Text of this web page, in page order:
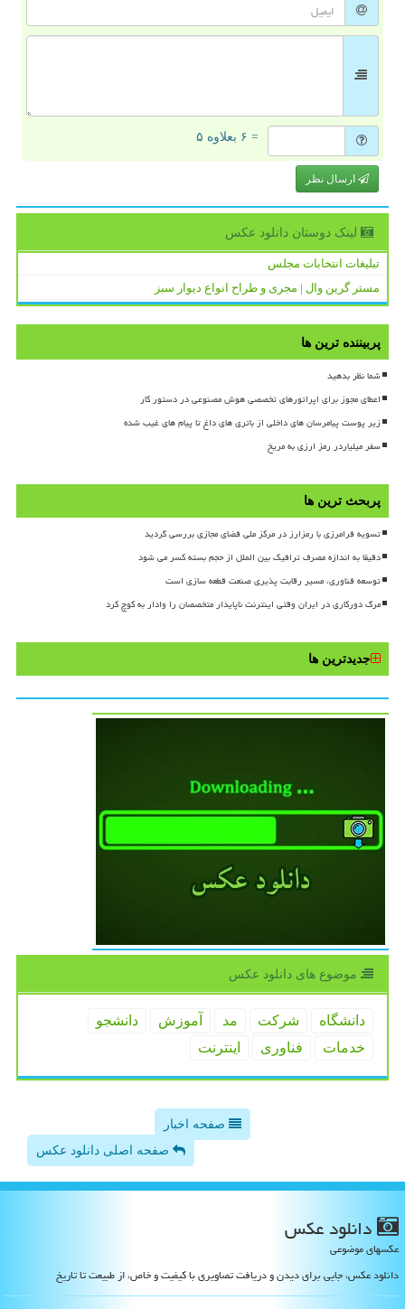
= ۶ بعلاوه ۵
ارسال نظر
لینک دوستان دانلود عكس
تبلیغات انتخابات مجلس
مستر گرین وال | مجری و طراح انواع دیوار سبز
پربیننده ترین ها
شما نظر بدهید
اعطای مجوز برای اپراتورهای تخصصی هوش مصنوعی در دستور کار
زیر پوست پیامرسان های داخلی از باتری های داغ تا پیام های غیب شده
سفر میلیاردر رمز ارزی به مریخ
پربحث ترین ها
تسویه فرامرزی با رمزارز در مرکز ملی فضای مجازی بررسی گردید
دقیقا به اندازه مصرف ترافیک بین الملل از حجم بسته کسر می شود
توسعه فناوری، مسیر رقابت پذیری صنعت قطعه سازی است
مرگ دورکاری در ایران وقتی اینترنت ناپایدار متخصصان را وادار به کوچ کرد
جدیدترین ها
موضوع های دانلود عكس
دانشگاه شركت مد آموزش
دانشجو
خدمات
فناوری اینترنت
صفحه اخبار
صفحه اصلی دانلود عکس
دانلود عكس
عکسهای موضوعی
دانلود عکس، جایی برای دیدن و دریافت تصاویری با کیفیت و خاص، از طبیعت تا تاریخ